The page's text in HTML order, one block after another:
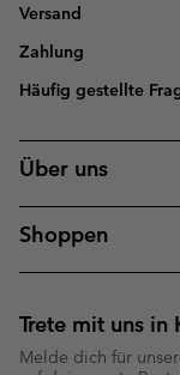
Versand
Zahlung
Häufig gestellte
Über uns
Shoppen
Trete mit uns in
Melde dich für